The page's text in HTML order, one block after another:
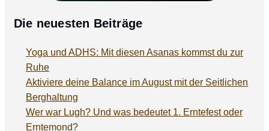
Die neuesten Beiträge
Yoga und ADHS: Mit diesen Asanas kommst du zur
Ruhe
Aktiviere deine Balance im August mit der Seitlichen
Berghaltung
Wer war Lugh? Und was bedeutet 1. Erntefest oder
Erntemond?